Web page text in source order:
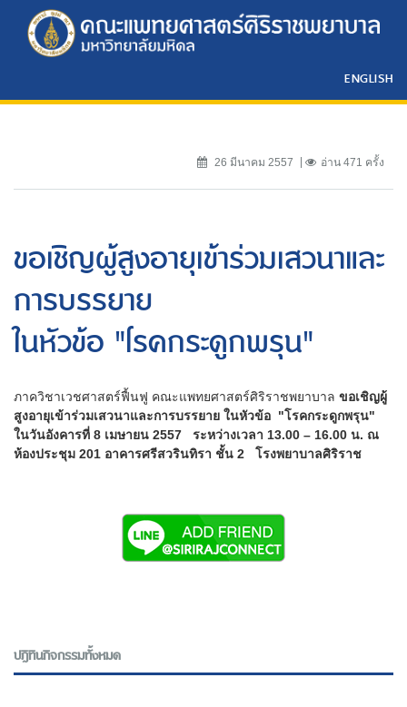
ENGLISH
26 มีนาคม 2557 อ่าน 471 ครั้ง
ขอเชิญผู้สูงอายุเข้าร่วมเสวนาและ
การบรรยาย
ในหัวข้อ "โรคกระดูกพรุน"
ภาควิชาเวชศาสตร์ฟื้นฟู คณะแพทยศาสตร์ศิริราชพยาบาล ขอเชิญผู้
สูงอายุเข้าร่วมเสวนาและการบรรยาย ในหัวข้อ "โรคกระดูกพรุน"
ในวันอังคารที่ 8 เมษายน 2557 ระหว่างเวลา 13.00 – 16.00 น. ณ
ห้องประชุม 201 อาคารศรีสวรินทิรา ชั้น 2 โรงพยาบาลศิริราช
ปฎิทินกิจกรรมทั้งหมด